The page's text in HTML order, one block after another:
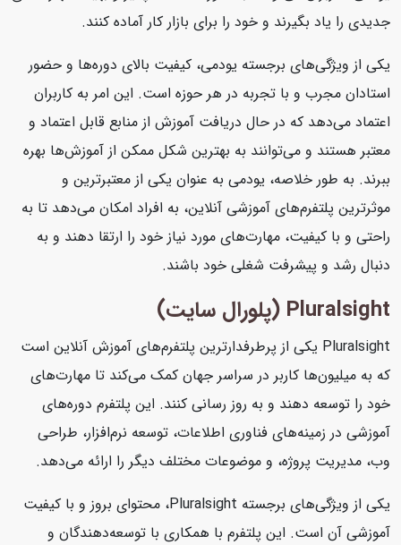
جدیدی را یاد بگیرند و خود را برای بازار کار آماده کنند.
یکی از ویژگی‌های برجسته یودمی، کیفیت بالای دوره‌ها و حضور
استادان مجرب و با تجربه در هر حوزه است. این امر به کاربران
اعتماد می‌دهد که در حال دریافت آموزش از منابع قابل اعتماد و
معتبر هستند و می‌توانند به بهترین شکل ممکن از آموزش‌ها بهره
ببرند. به طور خلاصه، یودمی به عنوان یکی از معتبرترین و
موثرترین پلتفرم‌های آموزشی آنلاین، به افراد امکان می‌دهد تا به
راحتی و با کیفیت، مهارت‌های مورد نیاز خود را ارتقا دهند و به
دنبال رشد و پیشرفت شغلی خود باشند.
Pluralsight (پلورال سایت)
Pluralsight یکی از پرطرفدارترین پلتفرم‌های آموزش آنلاین است
که به میلیون‌ها کاربر در سراسر جهان کمک می‌کند تا مهارت‌های
خود را توسعه دهند و به روز رسانی کنند. این پلتفرم دوره‌های
آموزشی در زمینه‌های فناوری اطلاعات، توسعه نرم‌افزار، طراحی
وب، مدیریت پروژه، و موضوعات مختلف دیگر را ارائه می‌دهد.
یکی از ویژگی‌های برجسته Pluralsight، محتوای بروز و با کیفیت
آموزشی آن است. این پلتفرم با همکاری با توسعه‌دهندگان و